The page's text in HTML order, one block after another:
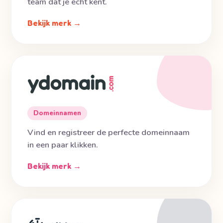
Bekijk merk →
Domeinnamen
Vind en registreer de perfecte domeinnaam
in een paar klikken.
Bekijk merk →